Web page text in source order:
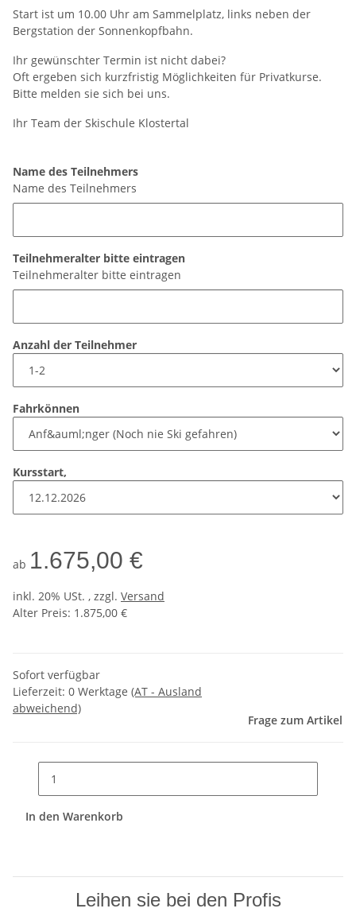
Start ist um 10.00 Uhr am Sammelplatz, links neben der
Bergstation der Sonnenkopfbahn.
Ihr gewünschter Termin ist nicht dabei?
Oft ergeben sich kurzfristig Möglichkeiten für Privatkurse.
Bitte melden sie sich bei uns.
Ihr Team der Skischule Klostertal
Name des Teilnehmers
Name des Teilnehmers
Teilnehmeralter bitte eintragen
Teilnehmeralter bitte eintragen
Anzahl der Teilnehmer
Fahrkönnen
Kursstart,
ab 1.675,00 €
inkl. 20% USt. , zzgl. Versand
Alter Preis: 1.875,00 €
Sofort verfügbar
Lieferzeit: 0 Werktage (AT - Ausland
abweichend)
Frage zum Artikel
In den Warenkorb
Leihen sie bei den Profis